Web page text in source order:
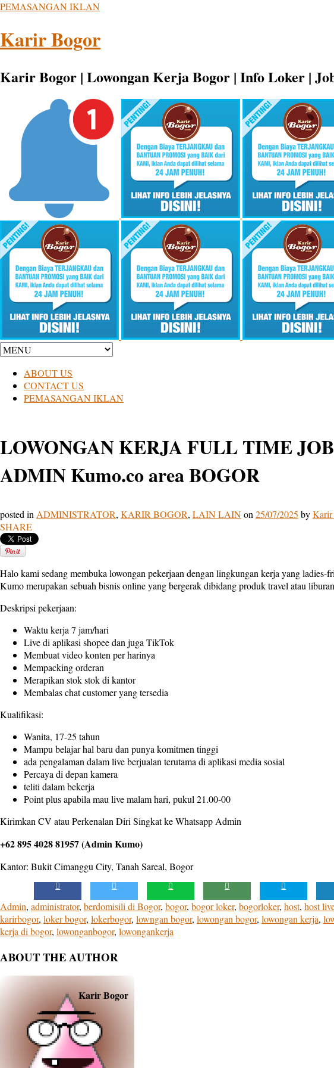
PEMASANGAN IKLAN
Karir Bogor
Karir Bogor | Lowongan Kerja Bogor | Info Loker |
ABOUT US
CONTACT US
PEMASANGAN IKLAN
LOWONGAN KERJA FULL TIME
ADMIN Kumo.co area BOGOR
posted in ADMINISTRATOR, KARIR BOGOR, LAIN LAINon 25/07/2025 by
SHARE
Halo kami sedang membuka lowongan pekerjaan dengan lingkungan kerja yang ladies-
Kumo merupakan sebuah bisnis online yang bergerak dibidang produk travel atau liburan
Deskripsi pekerjaan:
Waktu kerja 7 jam/hari
Live di aplikasi shopee dan juga TikTok
Membuat video konten per harinya
Mempacking orderan
Merapikan stok stok di kantor
Membalas chat customer yang tersedia
Kualifikasi:
Wanita, 17-25 tahun
Mampu belajar hal baru dan punya komitmen tinggi
ada pengalaman dalam live berjualan terutama di aplikasi media sosial
Percaya di depan kamera
teliti dalam bekerja
Point plus apabila mau live malam hari, pukul 21.00-00
Kirimkan CV atau Perkenalan Diri Singkat ke Whatsapp Admin
+62 895 4028 81957 (Admin Kumo)
Kantor: Bukit Cimanggu City, Tanah Sareal, Bogor
Admin, administrator, berdomisili di Bogor, bogor, bogor loker, bogorloker, host, host
karirbogor, loker bogor, lokerbogor, lowngan bogor, lowongan bogor, lowongan kerja,
kerja di bogor, lowonganbogor, lowongankerja
ABOUT THE AUTHOR
Karir Bogor